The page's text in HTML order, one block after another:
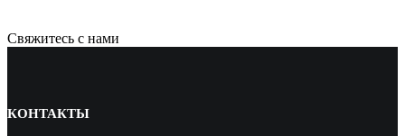
Свяжитесь с нами
КОНТАКТЫ